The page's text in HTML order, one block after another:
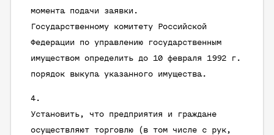
момента подачи заявки.
Государственному комитету Российской
Федерации по управлению государственным
имуществом определить до 10 февраля 1992 г.
порядок выкупа указанного имущества.
Установить, что предприятия и граждане
осуществляют торговлю (в том числе с рук,